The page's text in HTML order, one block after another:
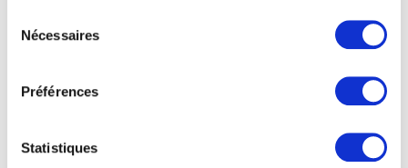
Nécessaires
Préférences
Statistiques